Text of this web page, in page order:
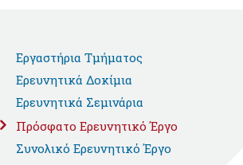
Εργαστήρια Τμήματος
Ερευνητικά Δοκίμια
Ερευνητικά Σεμινάρια
Πρόσφατο Ερευνητικό Έργο
Συνολικό Ερευνητικό Έργο